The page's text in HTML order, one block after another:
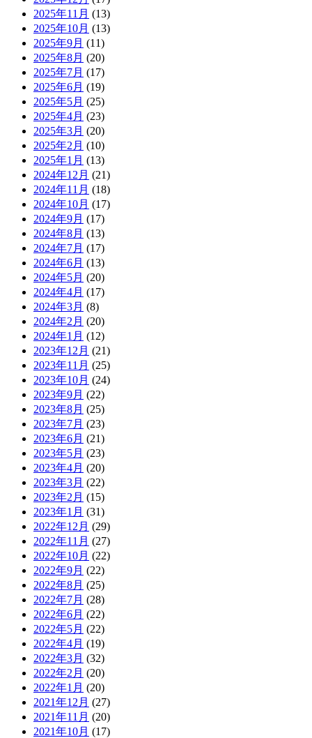
2025年11月 (13)
2025年10月 (13)
2025年9月 (11)
2025年8月 (20)
2025年7月 (17)
2025年6月 (19)
2025年5月 (25)
2025年4月 (23)
2025年3月 (20)
2025年2月 (10)
2025年1月 (13)
2024年12月 (21)
2024年11月 (18)
2024年10月 (17)
2024年9月 (17)
2024年8月 (13)
2024年7月 (17)
2024年6月 (13)
2024年5月 (20)
2024年4月 (17)
2024年3月 (8)
2024年2月 (20)
2024年1月 (12)
2023年12月 (21)
2023年11月 (25)
2023年10月 (24)
2023年9月 (22)
2023年8月 (25)
2023年7月 (23)
2023年6月 (21)
2023年5月 (23)
2023年4月 (20)
2023年3月 (22)
2023年2月 (15)
2023年1月 (31)
2022年12月 (29)
2022年11月 (27)
2022年10月 (22)
2022年9月 (22)
2022年8月 (25)
2022年7月 (28)
2022年6月 (22)
2022年5月 (22)
2022年4月 (19)
2022年3月 (32)
2022年2月 (20)
2022年1月 (20)
2021年12月 (27)
2021年11月 (20)
2021年10月 (17)